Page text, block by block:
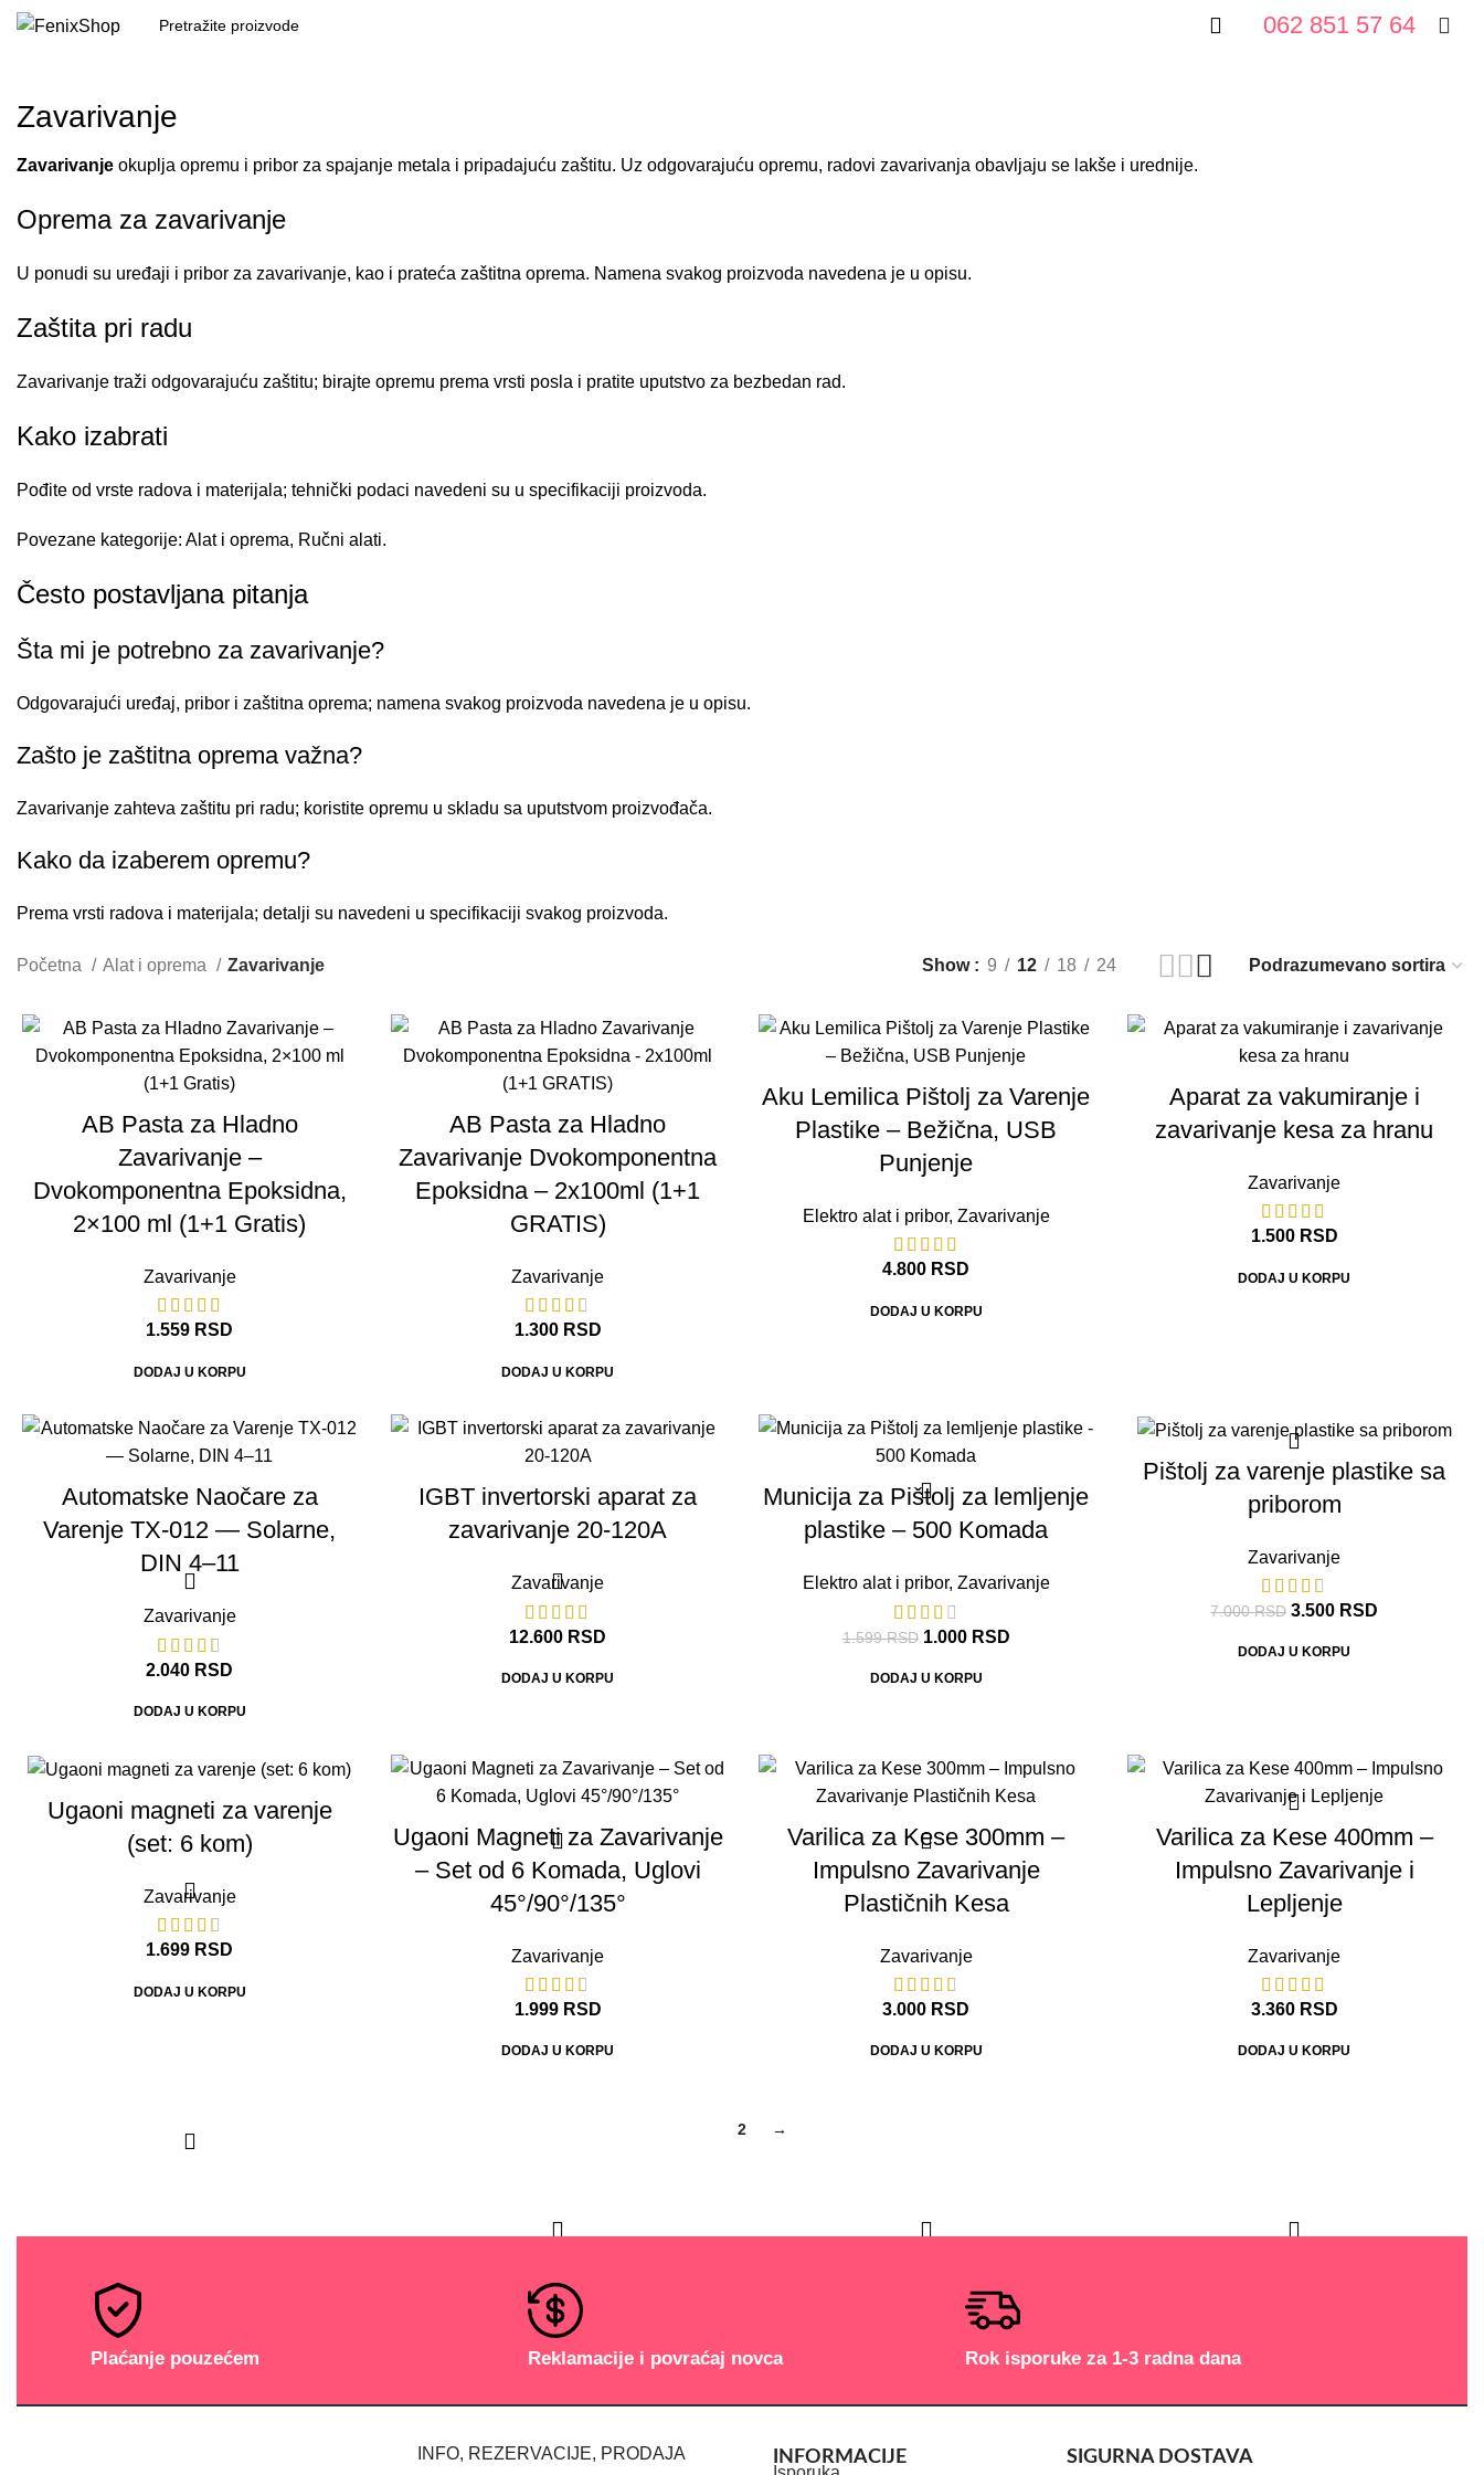
062 851 57 64
Zavarivanje
Zavarivanje okuplja opremu i pribor za spajanje metala i pripadajuću zaštitu. Uz odgovarajuću opremu, radovi zavarivanja obavljaju se lakše i urednije.
Oprema za zavarivanje
U ponudi su uređaji i pribor za zavarivanje, kao i prateća zaštitna oprema. Namena svakog proizvoda navedena je u opisu.
Zaštita pri radu
Zavarivanje traži odgovarajuću zaštitu; birajte opremu prema vrsti posla i pratite uputstvo za bezbedan rad.
Kako izabrati
Pođite od vrste radova i materijala; tehnički podaci navedeni su u specifikaciji proizvoda.
Povezane kategorije: Alat i oprema, Ručni alati.
Često postavljana pitanja
Šta mi je potrebno za zavarivanje?
Odgovarajući uređaj, pribor i zaštitna oprema; namena svakog proizvoda navedena je u opisu.
Zašto je zaštitna oprema važna?
Zavarivanje zahteva zaštitu pri radu; koristite opremu u skladu sa uputstvom proizvođača.
Kako da izaberem opremu?
Prema vrsti radova i materijala; detalji su navedeni u specifikaciji svakog proizvoda.
Početna Alat i oprema Zavarivanje Show 9 12 18 24
AB Pasta za Hladno
Zavarivanje –
Dvokomponentna Epoksidna,
2×100 ml (1+1 Gratis)
Zavarivanje
1.559 RSD
DODAJ U KORPU
AB Pasta za Hladno
Zavarivanje Dvokomponentna
Epoksidna – 2x100ml (1+1
GRATIS)
Zavarivanje
1.300 RSD
DODAJ U KORPU
Aku Lemilica Pištolj za Varenje
Plastike – Bežična, USB
Punjenje
Elektro alat i pribor, Zavarivanje
4.800 RSD
DODAJ U KORPU
Aparat za vakumiranje i
zavarivanje kesa za hranu
Zavarivanje
1.500 RSD
DODAJ U KORPU
Automatske Naočare za
Varenje TX-012 — Solarne,
DIN 4–11
Zavarivanje
2.040 RSD
DODAJ U KORPU
IGBT invertorski aparat za
zavarivanje 20-120A
Zavarivanje
12.600 RSD
DODAJ U KORPU
Municija za Pištolj za lemljenje
plastike – 500 Komada
Elektro alat i pribor, Zavarivanje
1.599RSD 1.000 RSD
DODAJ U KORPU
Pištolj za varenje plastike sa
priborom
Zavarivanje
7.000RSD 3.500 RSD
DODAJ U KORPU
Ugaoni magneti za varenje
(set: 6 kom)
Zavarivanje
1.699 RSD
DODAJ U KORPU
Ugaoni Magneti za Zavarivanje
– Set od 6 Komada, Uglovi
45°/90°/135°
Zavarivanje
1.999 RSD
DODAJ U KORPU
Varilica za Kese 300mm –
Impulsno Zavarivanje
Plastičnih Kesa
Zavarivanje
3.000 RSD
DODAJ U KORPU
Varilica za Kese 400mm –
Impulsno Zavarivanje i
Lepljenje
Zavarivanje
3.360 RSD
DODAJ U KORPU
2 →
Plaćanje pouzećem Reklamacije i povraćaj novca Rok isporuke za 1-3 radna dana
INFO, REZERVACIJE, PRODAJA INFORMACIJE SIGURNA DOSTAVA